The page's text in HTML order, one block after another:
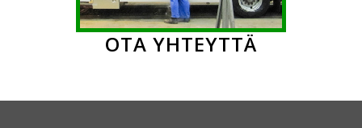
OTA YHTEYTTÄ